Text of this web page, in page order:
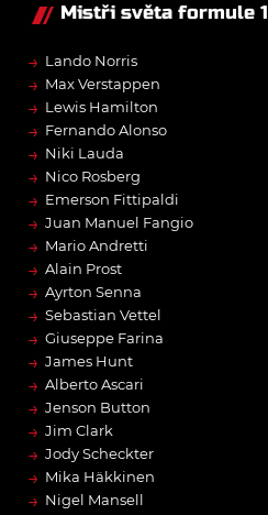
Mistři světa formule 1
→ Lando Norris
→ Max Verstappen
→ Lewis Hamilton
→ Fernando Alonso
→ Niki Lauda
→ Nico Rosberg
→ Emerson Fittipaldi
→ Juan Manuel Fangio
→ Mario Andretti
→ Alain Prost
→ Ayrton Senna
→ Sebastian Vettel
→ Giuseppe Farina
→ James Hunt
→ Alberto Ascari
→ Jenson Button
→ Jim Clark
→ Jody Scheckter
→ Mika Häkkinen
→ Nigel Mansell